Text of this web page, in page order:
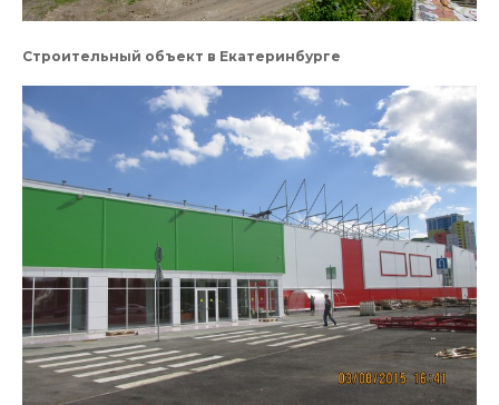
Строительный объект в Екатеринбурге